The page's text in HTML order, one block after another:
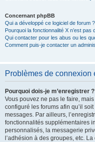
Concernant phpBB
Qui a développé ce logiciel de forum ?
Pourquoi la fonctionnalité X n’est pas
Qui contacter pour les abus ou les
Comment puis-je contacter un
Problèmes de connexion
Pourquoi dois-je m’enregistrer ?
Vous pouvez ne pas le faire,
configuré les forums afin qu’il
messages. Par ailleurs,
fonctionnalités supplémentaires
personnalisés, la messagerie
l’adhésion à des groupes, etc.